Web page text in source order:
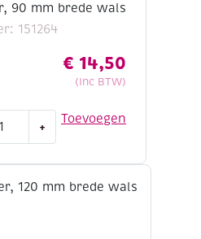
90 mm brede wals
151264
€ 14,50
(Inc BTW)
Toevoegen
+